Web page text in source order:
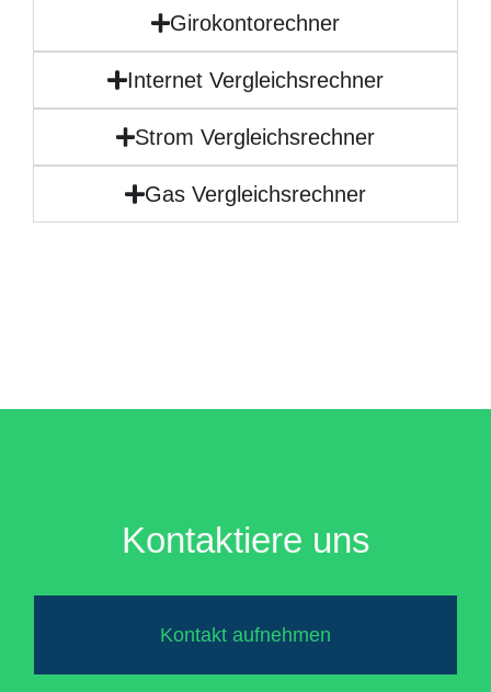
Girokontorechner
Internet Vergleichsrechner
Strom Vergleichsrechner
Gas Vergleichsrechner
Kontaktiere uns
Kontakt aufnehmen